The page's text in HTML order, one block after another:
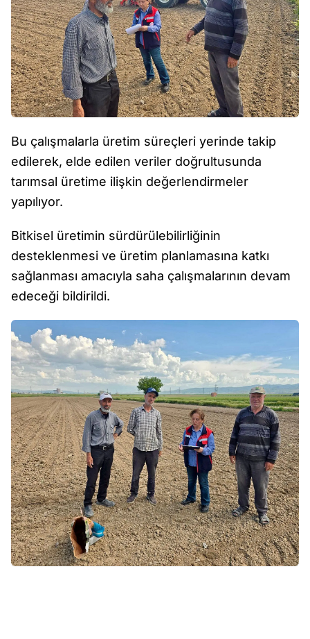
Bu çalışmalarla üretim süreçleri yerinde takip
edilerek, elde edilen veriler doğrultusunda
tarımsal üretime ilişkin değerlendirmeler
yapılıyor.
Bitkisel üretimin sürdürülebilirliğinin
desteklenmesi ve üretim planlamasına katkı
sağlanması amacıyla saha çalışmalarının devam
edeceği bildirildi.